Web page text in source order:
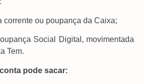
ou poupança da Caixa;
Social Digital, movimentada
Tem.
pode sacar: